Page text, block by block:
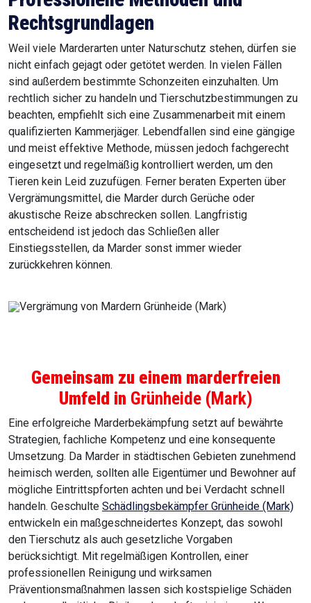
Rechtsgrundlagen
Weil viele Marderarten unter Naturschutz stehen, dürfen sie
nicht einfach gejagt oder getötet werden. In vielen Fällen
sind außerdem bestimmte Schonzeiten einzuhalten. Um
rechtlich sicher zu handeln und Tierschutzbestimmungen zu
beachten, empfiehlt sich eine Zusammenarbeit mit einem
qualifizierten Kammerjäger. Lebendfallen sind eine gängige
und meist effektive Methode, müssen jedoch fachgerecht
eingesetzt und regelmäßig kontrolliert werden, um den
Tieren kein Leid zuzufügen. Ferner beraten Experten über
Vergrämungsmittel, die Marder durch Gerüche oder
akustische Reize abschrecken sollen. Langfristig
entscheidend ist jedoch das Schließen aller
Einstiegsstellen, da Marder sonst immer wieder
zurückkehren können.
Gemeinsam zu einem marderfreien
Umfeld in Grünheide (Mark)
Eine erfolgreiche Marderbekämpfung setzt auf bewährte
Strategien, fachliche Kompetenz und eine konsequente
Umsetzung. Da Marder in städtischen Gebieten zunehmend
heimisch werden, sollten alle Eigentümer und Bewohner auf
mögliche Eintrittspforten achten und bei Verdacht schnell
handeln. Geschulte Schädlingsbekämpfer Grünheide (Mark)
entwickeln ein maßgeschneidertes Konzept, das sowohl
den Tierschutz als auch gesetzliche Vorgaben
berücksichtigt. Mit regelmäßigen Kontrollen, einer
professionellen Reinigung und wirksamen
Präventionsmaßnahmen lassen sich kostspielige Schäden